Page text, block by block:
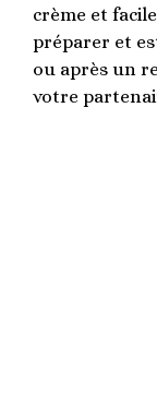
crème et
préparer et
ou après un
votre